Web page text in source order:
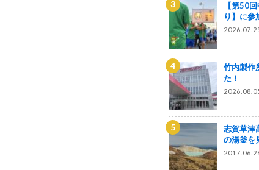
【第50
り】に参
竹内製作
た！
志賀草津
の湯釜を